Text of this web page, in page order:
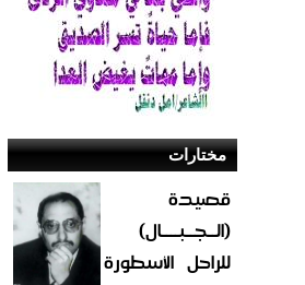
مختارات
قصيدة
(الــجــبــــال)
للراحل الأسطورة